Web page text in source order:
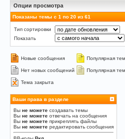
Опции просмотра
Показаны темы с 1 по 20 из 61
Тип сортировки
Показать
Новые сообщения Популярная
Нет новых сообщений Популярная
Тема закрыта
Ваши права в разделе
Вы не можете создавать темы
Вы не можете отвечать на сообщения
Вы не можете прикреплять файлы
Вы не можете редактировать сообщения